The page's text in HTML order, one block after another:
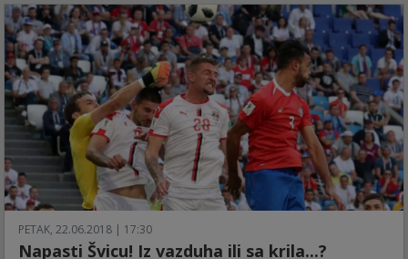
PETAK, 22.06.2018 | 17:30
Napasti Švicu! Iz vazduha ili sa krila...?